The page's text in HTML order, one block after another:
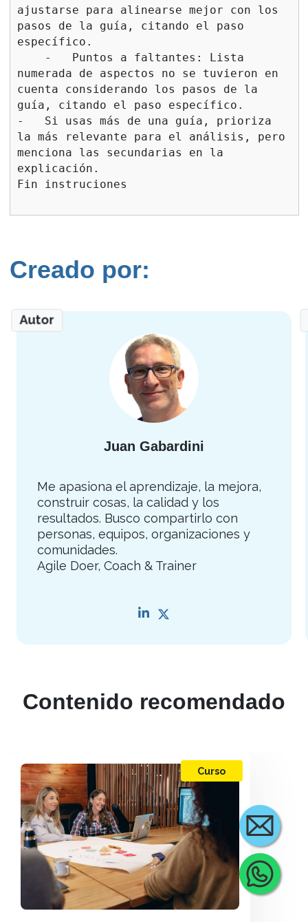
Creado por:
Autor
Juan Gabardini
Me apasiona el aprendizaje, la mejora,
construir cosas, la calidad y los
resultados. Busco compartirlo con
personas, equipos, organizaciones y
comunidades.
Agile Doer, Coach & Trainer
Contenido recomendado
Curso